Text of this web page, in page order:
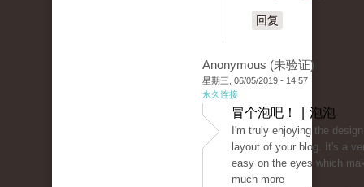
回复
Anonymous (未验证)
星期三, 06/05/2019 - 14:57
永久连接
冒个泡吧！ | 泡泡
I'm truly enjoying the
layout of your blog. It's a
easy on the eyes which
much more